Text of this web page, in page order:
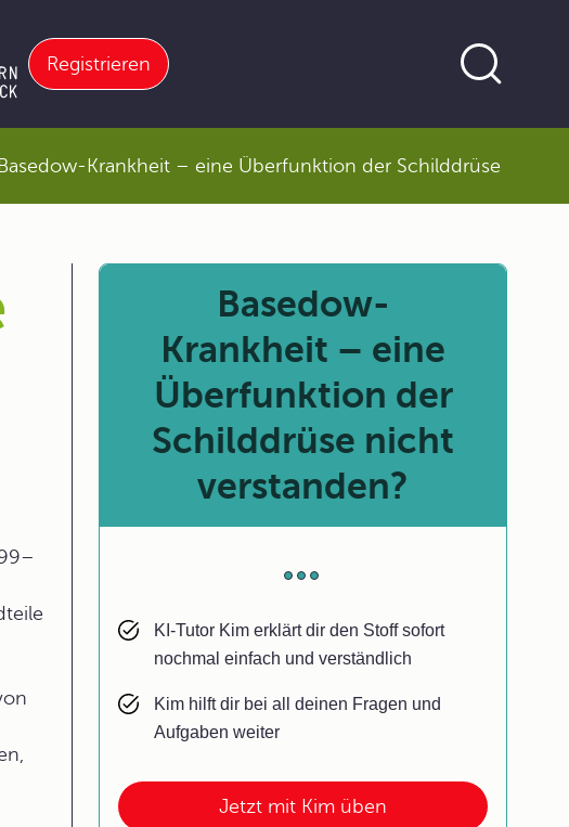
Registrieren
Krankheit – eine Überfunktion der Schilddrüse
Jetzt mit Kim üben
Basedow-
Krankheit – eine
Überfunktion der
Schilddrüse nicht
verstanden?
KI-Tutor Kim erklärt dir den Stoff sofort
nochmal einfach und verständlich
Kim hilft dir bei all deinen Fragen und
Aufgaben weiter